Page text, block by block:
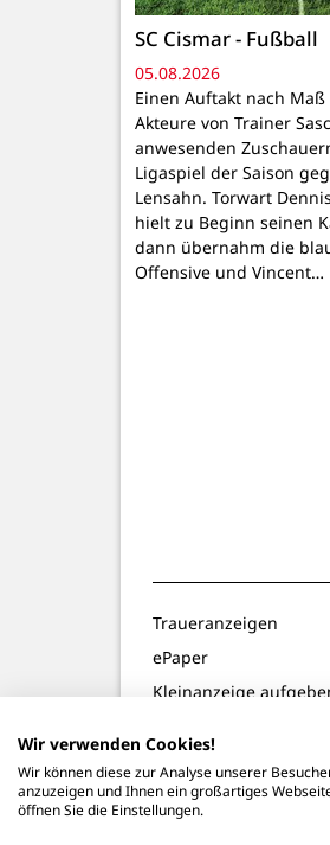
SC Cismar - Fußball
05.08.2026
Einen Auftakt nach
Akteure von Trainer
anwesenden
Ligaspiel der Saison
Lensahn. Torwart
hielt zu Beginn seinen
dann übernahm die
Offensive und Vincent…
Traueranzeigen
ePaper
Kleinanzeige
Notdienste
Wir verwenden Cookies!
Wir können diese zur Analyse unserer
anzuzeigen und Ihnen ein großartiges
öffnen Sie die Einstellungen.